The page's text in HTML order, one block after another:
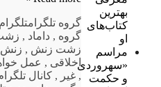
بهترین
کتاب‌های
او
مراسم
«سهروردی
و حکمت
گروه تلگرام
گروه , داماد ,
زشت زنش , زنش
اخلاقی , عمل
, غیر , کانال